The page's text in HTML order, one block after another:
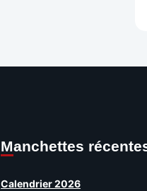
Manchettes
Calendrier 2026